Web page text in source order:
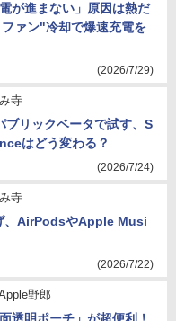
が進まない」原因は熱だ
ァン"冷却で爆速充電を
(2026/7/29)
寺
リックベータで試す、S
はどう変わる？
(2026/7/24)
寺
、AirPodsやApple Musi
(2026/7/22)
野郎